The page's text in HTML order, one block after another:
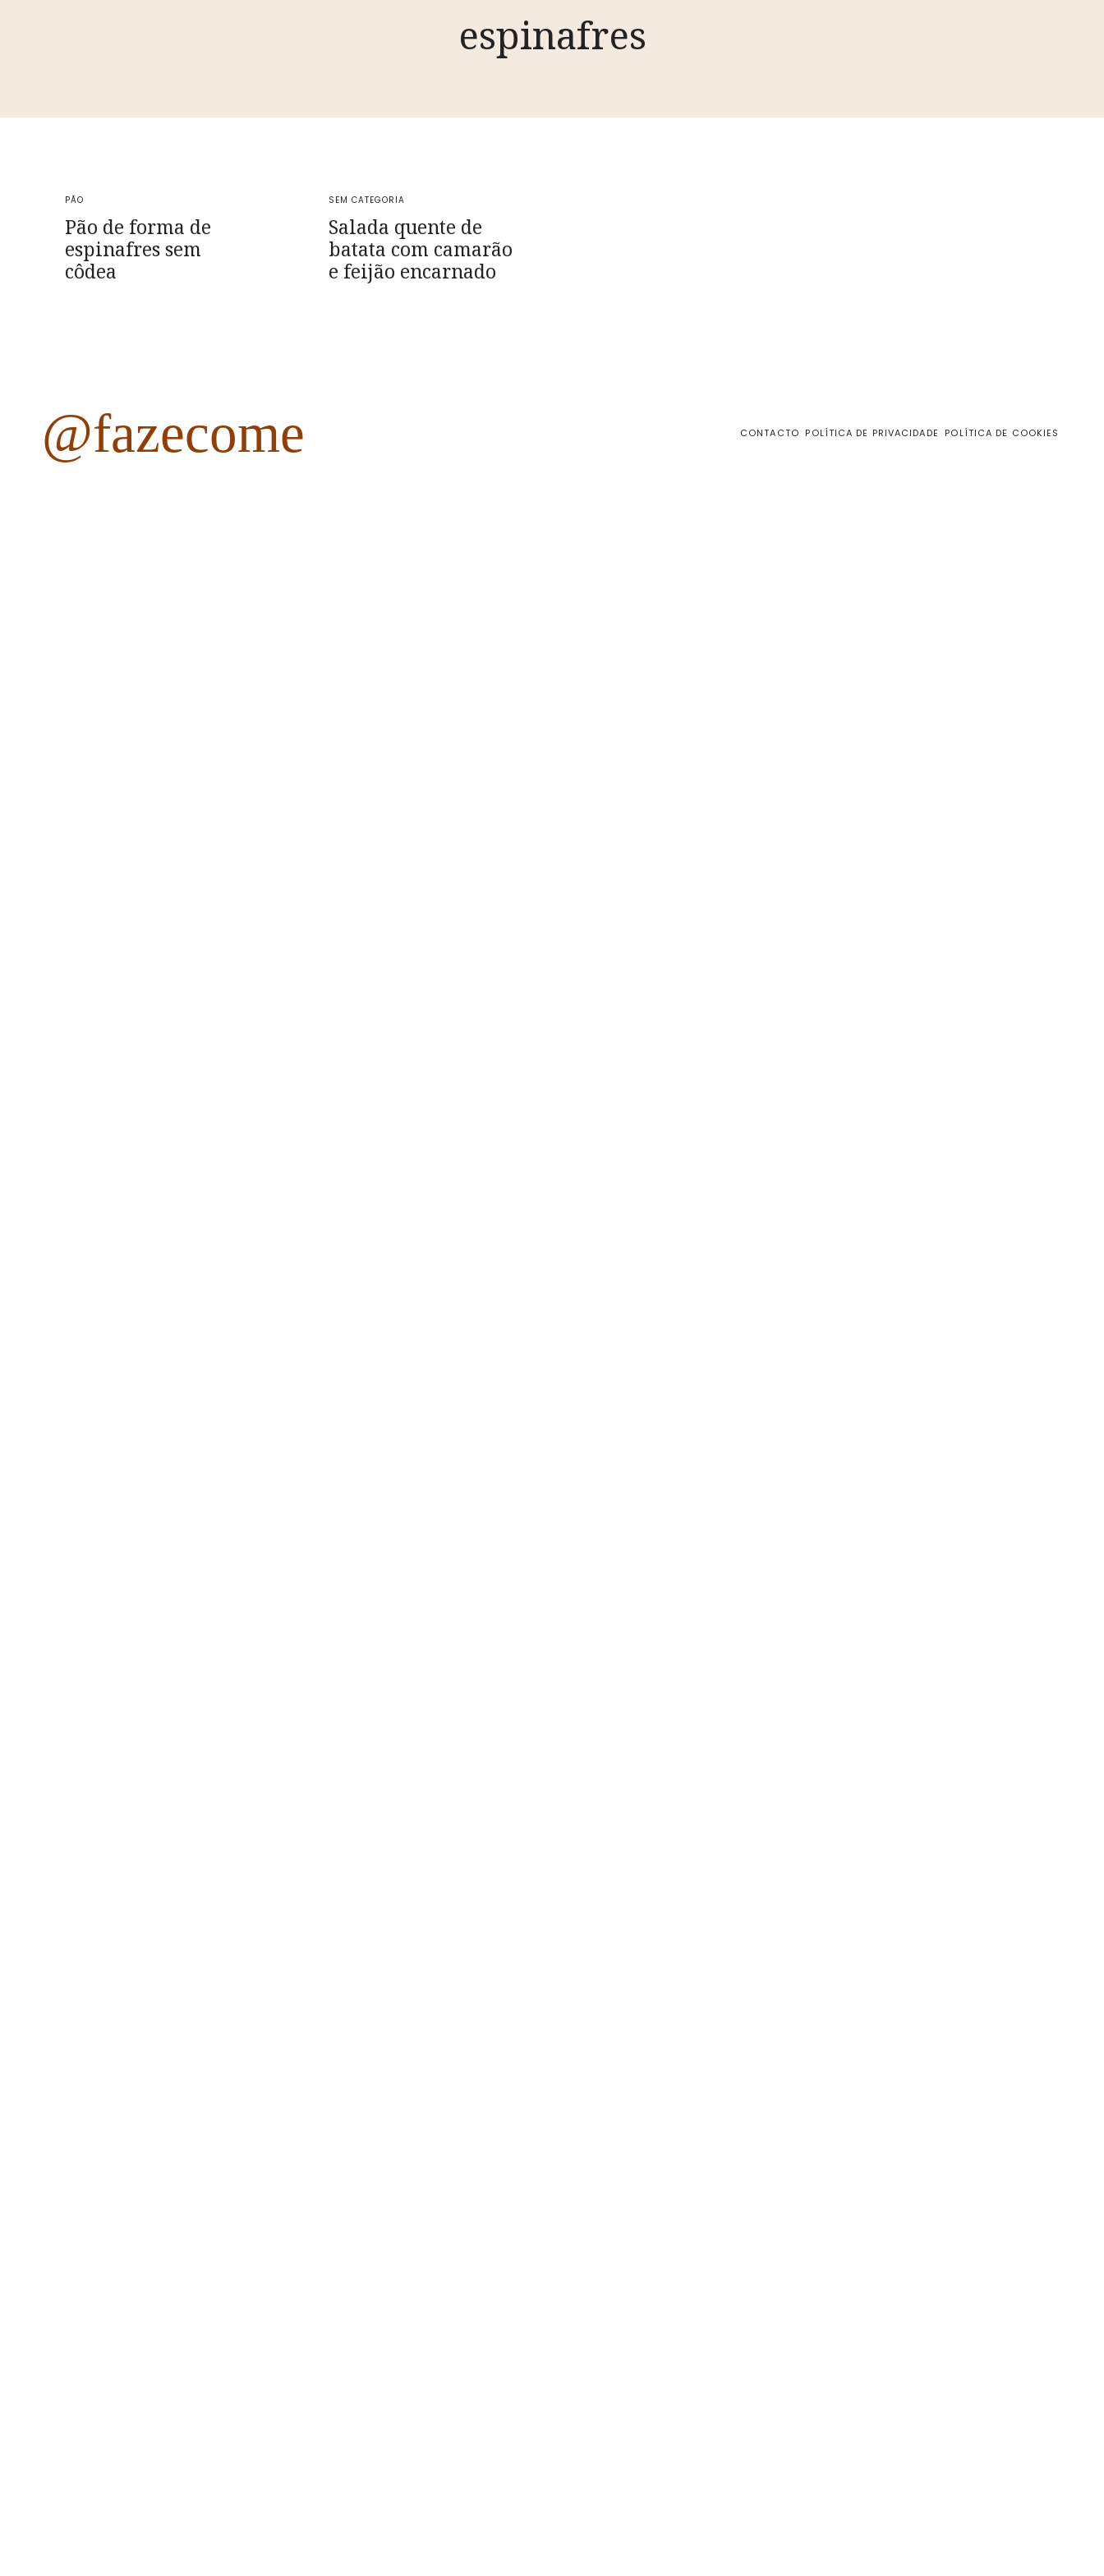
espinafres
PÃO
Pão de forma de
espinafres sem
côdea
SEM CATEGORIA
Salada quente de
batata com camarão
e feijão encarnado
@fazecome CONTACTO POLÍTICA DE PRIVACIDADE POLÍTICA DE COOKIES